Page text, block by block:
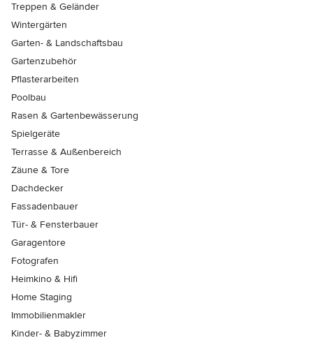
Treppen & Geländer
Wintergärten
Garten- & Landschaftsbau
Gartenzubehör
Pflasterarbeiten
Poolbau
Rasen & Gartenbewässerung
Spielgeräte
Terrasse & Außenbereich
Zäune & Tore
Dachdecker
Fassadenbauer
Tür- & Fensterbauer
Garagentore
Fotografen
Heimkino & Hifi
Home Staging
Immobilienmakler
Kinder- & Babyzimmer